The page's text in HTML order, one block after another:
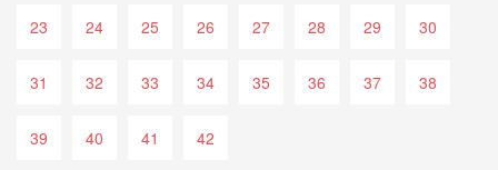
23 24 25 26 27 28 29 30
31 32 33 34 35 36 37 38
39 40 41 42